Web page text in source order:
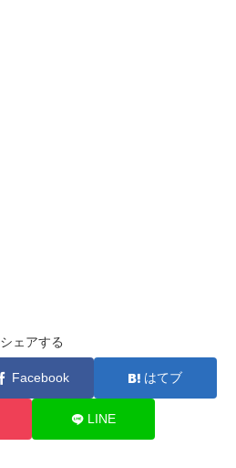
シェアする
Facebook はてブ
LINE